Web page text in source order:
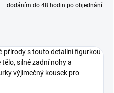
dodáním do 48 hodin po objednání.
přírody s touto detailní figurkou
silné zadní nohy a
výjimečný kousek pro